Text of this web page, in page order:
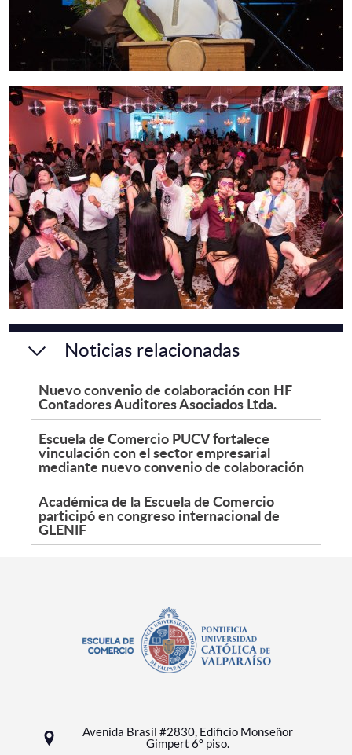
Noticias relacionadas
Nuevo convenio de colaboración con HF
Contadores Auditores Asociados Ltda.
Escuela de Comercio PUCV fortalece
vinculación con el sector empresarial
mediante nuevo convenio de colaboración
Académica de la Escuela de Comercio
participó en congreso internacional de
GLENIF
Avenida Brasil #2830, Edificio Monseñor
Gimpert 6º piso.